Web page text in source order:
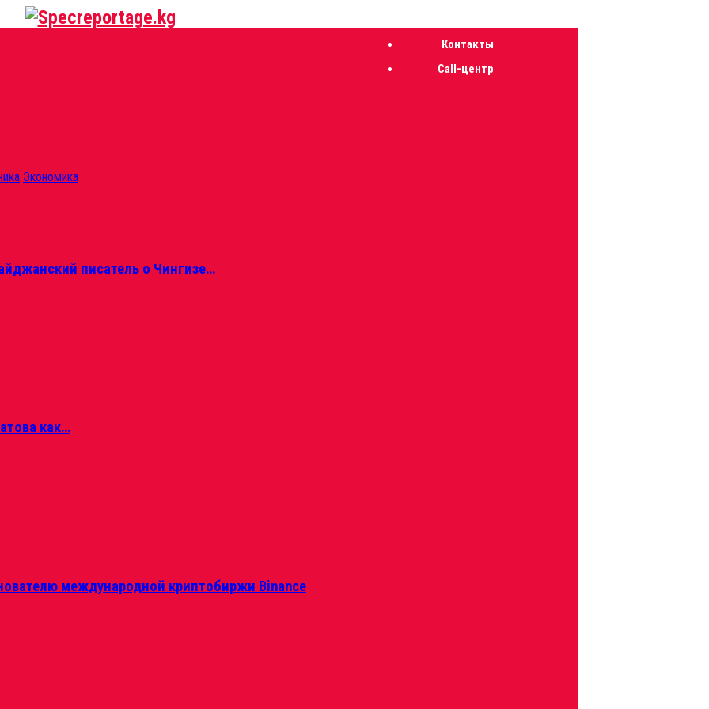
Контакты
Call-центр
Экономика
писатель о Чингизе…
как…
международной криптобиржи Binance